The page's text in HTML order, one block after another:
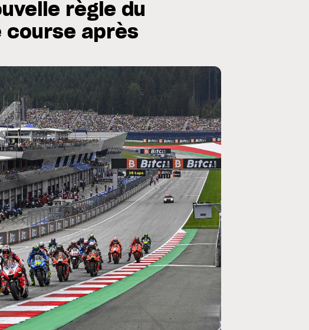
et vise un retour en
MOTOGP / MOTO GP
règle du
course après